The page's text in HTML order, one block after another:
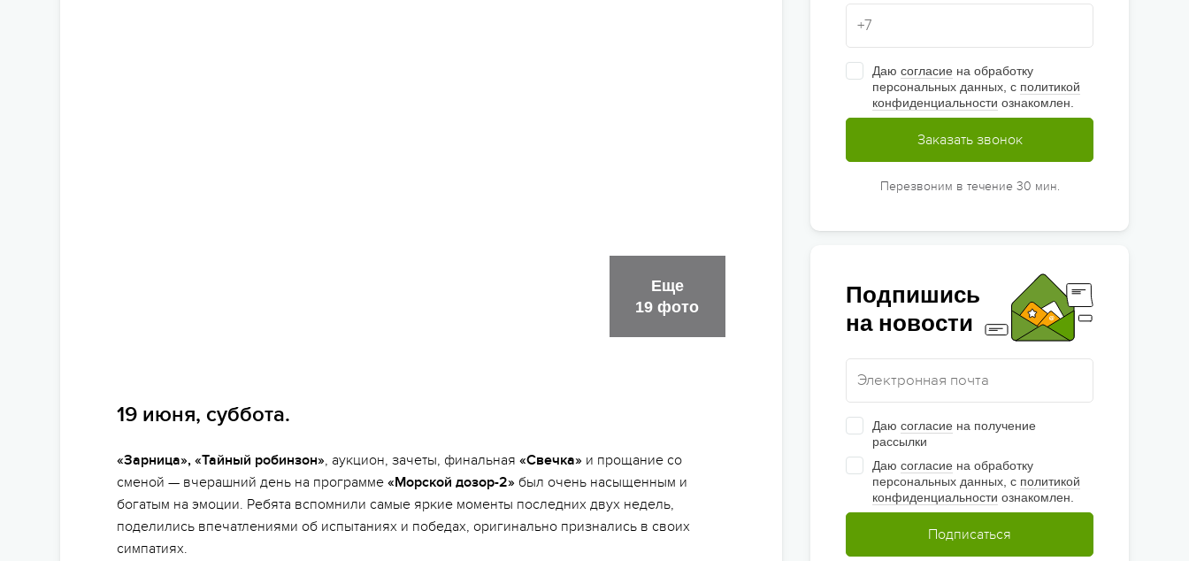
Еще
19 фото
19 июня, суббота.
«Зарница», «Тайный робинзон», аукцион, зачеты, финальная «Свечка» и прощание со
сменой — вчерашний день на программе «Морской дозор-2» был очень насыщенным и
богатым на эмоции. Ребята вспомнили самые яркие моменты последних двух недель,
поделились впечатлениями об испытаниях и победах, оригинально признались в своих
симпатиях.
Даю согласие на обработку
персональных данных, с политикой
конфиденциальности ознакомлен.
Заказать звонок
Перезвоним в течение 30 мин.
Подпишись
на новости
Даю согласие на получение
рассылки
Даю согласие на обработку
персональных данных, с политикой
конфиденциальности ознакомлен.
Подписаться